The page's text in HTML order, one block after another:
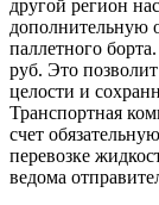
другой регион
дополнительную
паллетного
руб. Это
целости и
Транспортная
счет
перевозке
ведома